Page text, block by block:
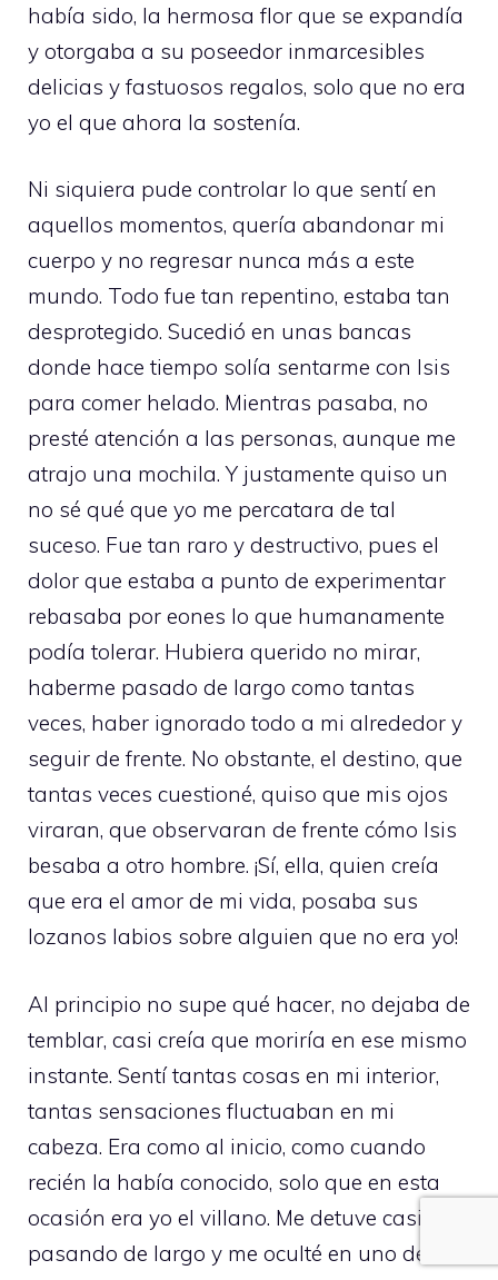
había sido, la hermosa flor que se expandía
y otorgaba a su poseedor inmarcesibles
delicias y fastuosos regalos, solo que no era
yo el que ahora la sostenía.
Ni siquiera pude controlar lo que sentí en
aquellos momentos, quería abandonar mi
cuerpo y no regresar nunca más a este
mundo. Todo fue tan repentino, estaba tan
desprotegido. Sucedió en unas bancas
donde hace tiempo solía sentarme con Isis
para comer helado. Mientras pasaba, no
presté atención a las personas, aunque me
atrajo una mochila. Y justamente quiso un
no sé qué que yo me percatara de tal
suceso. Fue tan raro y destructivo, pues el
dolor que estaba a punto de experimentar
rebasaba por eones lo que humanamente
podía tolerar. Hubiera querido no mirar,
haberme pasado de largo como tantas
veces, haber ignorado todo a mi alrededor y
seguir de frente. No obstante, el destino, que
tantas veces cuestioné, quiso que mis ojos
viraran, que observaran de frente cómo Isis
besaba a otro hombre. ¡Sí, ella, quien creía
que era el amor de mi vida, posaba sus
lozanos labios sobre alguien que no era yo!
Al principio no supe qué hacer, no dejaba de
temblar, casi creía que moriría en ese mismo
instante. Sentí tantas cosas en mi interior,
tantas sensaciones fluctuaban en mi
cabeza. Era como al inicio, como cuando
recién la había conocido, solo que en esta
ocasión era yo el villano. Me detuve casi
pasando de largo y me oculté en uno de los